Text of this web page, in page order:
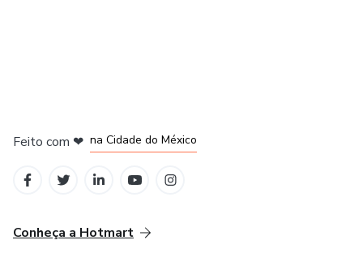
Feito com ❤ na Cidade do México
Conheça a Hotmart